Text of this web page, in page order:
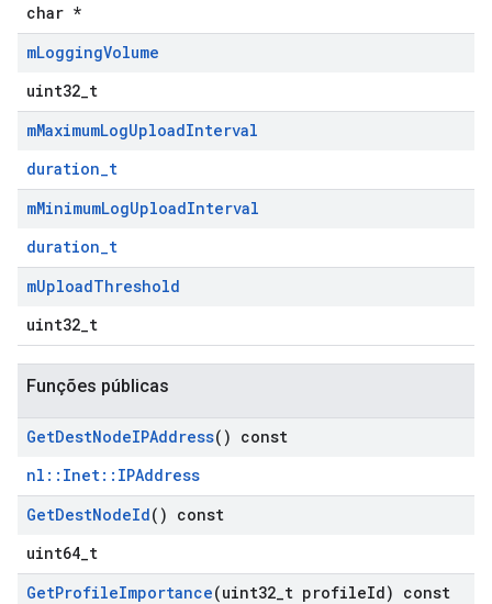
char *
mLoggingVolume
uint32_t
mMaximumLogUploadInterval
duration_t
mMinimumLogUploadInterval
duration_t
mUploadThreshold
uint32_t
Funções públicas
GetDestNodeIPAddress() const
nl::Inet::IPAddress
GetDestNodeId() const
uint64_t
GetProfileImportance(uint32 t profileId) const